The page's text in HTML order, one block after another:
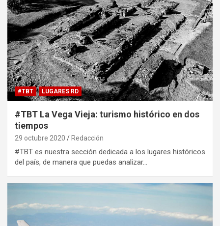
#TBT LUGARES RD
#TBT La Vega Vieja: turismo histórico en dos
tiempos
29 octubre 2020 Redacción
#TBT es nuestra sección dedicada a los lugares históricos
del país, de manera que puedas analizar…